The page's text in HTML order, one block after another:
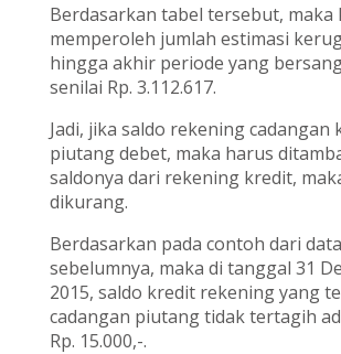
Berdasarkan tabel tersebut, maka
memperoleh jumlah estimasi
hingga akhir periode yang
senilai Rp. 3.112.617.
Jadi, jika saldo rekening cadangan
piutang debet, maka harus
saldonya dari rekening kredit,
dikurang.
Berdasarkan pada contoh dari data
sebelumnya, maka di tanggal 31
2015, saldo kredit rekening yang
cadangan piutang tidak tertagih
Rp. 15.000,-.